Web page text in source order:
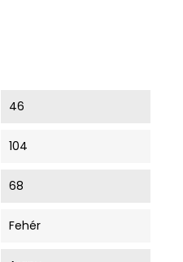
46
104
68
Fehér